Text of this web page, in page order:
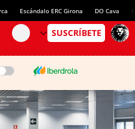
Escándalo ERC Girona DO Cava